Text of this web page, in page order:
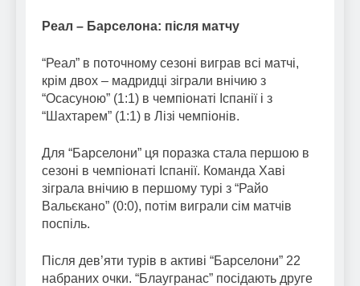
Реал – Барселона: після матчу
“Реал” в поточному сезоні виграв всі матчі,
крім двох – мадридці зіграли внічию з
“Осасуною” (1:1) в чемпіонаті Іспанії і з
“Шахтарем” (1:1) в Лізі чемпіонів.
Для “Барселони” ця поразка стала першою в
сезоні в чемпіонаті Іспанії. Команда Хаві
зіграла внічию в першому турі з “Райо
Вальєкано” (0:0), потім виграли сім матчів
поспіль.
Після дев’яти турів в активі “Барселони” 22
набраних очки. “Блаугранас” посідають друге